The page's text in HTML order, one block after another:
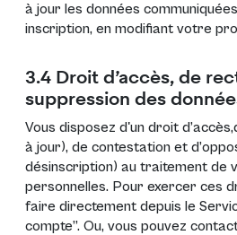
à jour les données
inscription, en modifiant votre
3.4 Droit d’accès, de
suppression des
Vous disposez d'un droit
à jour), de contestation et
désinscription) au traitement de
personnelles. Pour exercer ces
faire directement depuis le
compte”. Ou, vous pouvez